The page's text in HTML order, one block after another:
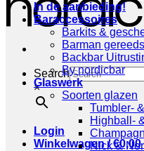
Search
×
Login
Winkelwagen /€0,00
In de aanbieding!
Baraccessoires
Barkits &
Barman
Backbar
By nordicbar
Glaswerk
Soorten glazen
Tumbler-
Highball-
Nick &